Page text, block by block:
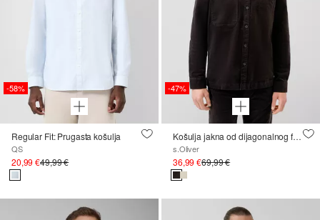
-58%
Regular Fit: Prugasta košulja
QS
20,99 €49,99 €
-47%
Košulja jakna od dijagonalnog finog samta
s.Oliver
36,99 €69,99 €